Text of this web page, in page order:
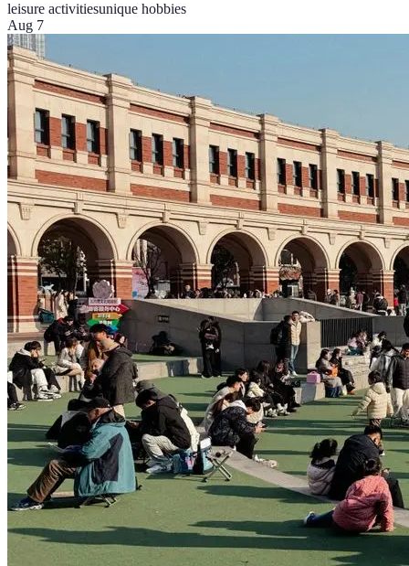
leisure activitiesunique hobbies
Aug 7